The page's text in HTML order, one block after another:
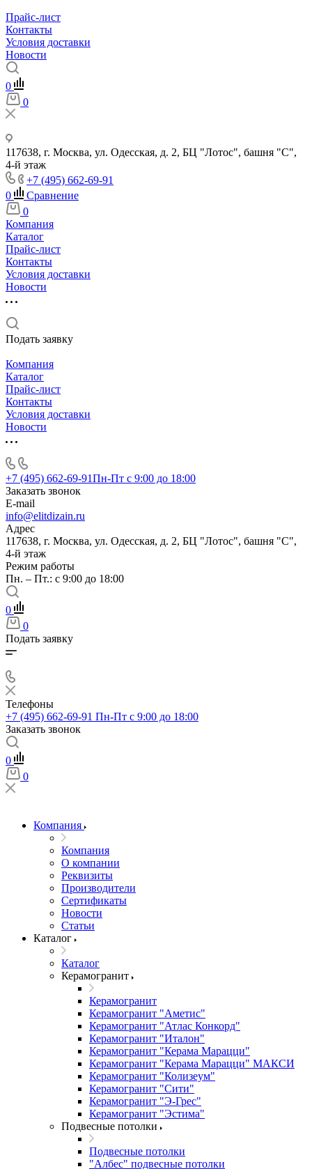
Прайс-лист
Контакты
Условия доставки
Новости
0
0
117638, г. Москва, ул. Одесская, д. 2, БЦ "Лотос", башня "С",
4-й этаж
+7 (495) 662-69-91
0
Сравнение
0
Компания
Каталог
Прайс-лист
Контакты
Условия доставки
Новости
Подать заявку
Компания
Каталог
Прайс-лист
Контакты
Условия доставки
Новости
+7 (495) 662-69-91Пн-Пт c 9:00 до 18:00
Заказать звонок
E-mail
info@elitdizain.ru
Адрес
117638, г. Москва, ул. Одесская, д. 2, БЦ "Лотос", башня "С",
4-й этаж
Режим работы
Пн. – Пт.: с 9:00 до 18:00
0
0
Подать заявку
Телефоны
+7 (495) 662-69-91 Пн-Пт c 9:00 до 18:00
Заказать звонок
0
0
Компания
Компания
О компании
Реквизиты
Производители
Сертификаты
Новости
Статьи
Каталог
Каталог
Керамогранит
Керамогранит
Керамогранит "Аметис"
Керамогранит "Атлас Конкорд"
Керамогранит "Италон"
Керамогранит "Керама Марацци"
Керамогранит "Керама Марацци" МАКСИ
Керамогранит "Колизеум"
Керамогранит "Сити"
Керамогранит "Э-Грес"
Керамогранит "Эстима"
Подвесные потолки
Подвесные потолки
"Албес" подвесные потолки